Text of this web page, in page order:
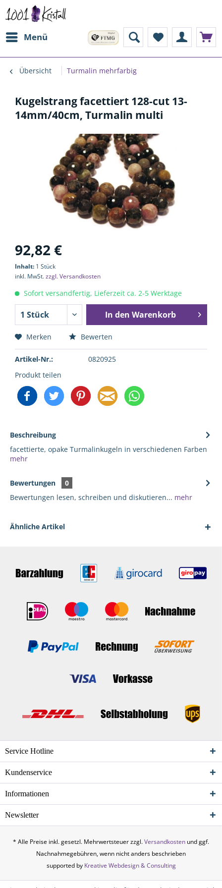
Menü
Übersicht Turmalin mehrfarbig
Kugelstrang facettiert 128-cut 13-
14mm/40cm, Turmalin multi
92,82 €
Inhalt: 1 Stück
inkl. MwSt.zzgl. Versandkosten
Sofort versandfertig, Lieferzeit ca. 2-5 Werktage
In den Warenkorb
Merken Bewerten
Artikel-Nr.:
0820925
Produkt teilen
Beschreibung
facettierte, opake Turmalinkugeln in verschiedenen Farben
mehr
Bewertungen
0
Bewertungen lesen, schreiben und diskutieren... mehr
Ähnliche Artikel
Service Hotline
Kundenservice
Informationen
Newsletter
* Alle Preise inkl. gesetzl. Mehrwertsteuer zzgl.Versandkosten und ggf.
Nachnahmegebühren, wenn nicht anders beschrieben
supported by Kreative Webdesign & Consulting